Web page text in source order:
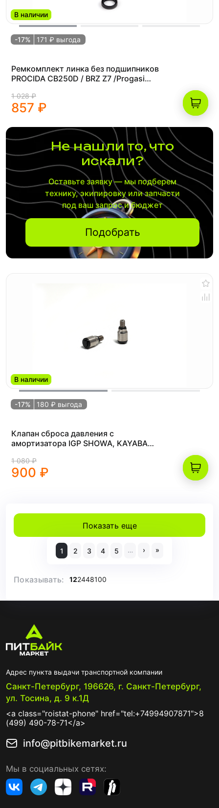
В наличии
-17% 171 ₽ выгода
Ремкомплект линка без подшипников
PROCIDA CB250D / BRZ Z7 /Progasi
1 028 ₽
857 ₽
Не нашли то, что
искали?
Оставьте заявку — мы подберем
технику, экипировку или запчасти
под ваш запрос и бюджет
Подобрать
В наличии
-17% 180 ₽ выгода
Клапан сброса давления с
амортизатора IGP SHOWA, KAYABA
1 080 ₽
900 ₽
Показать еще
1 2 3 4 5 … › »
Показывать: 122448100
Адрес пункта выдачи транспортной компании
Санкт-Петербург, 196626, г. Санкт-Петербург,
ул. Тосина, д. 9 к.1Д
<a class="roistat-phone" href="tel:+74994907871">8
(499) 490-78-71</a>
info@pitbikemarket.ru
Мы в социальных сетях: